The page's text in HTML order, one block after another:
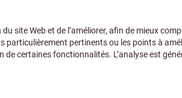
Prix personnalisés pour les